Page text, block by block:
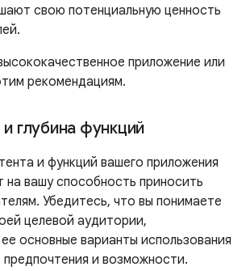
свою потенциальную ценность
приложение или
рекомендациям.
глубина функций
и функций вашего приложения
на вашу способность приносить
Убедитесь, что вы понимаете
целевой аудитории,
основные варианты использования
предпочтения и возможности.